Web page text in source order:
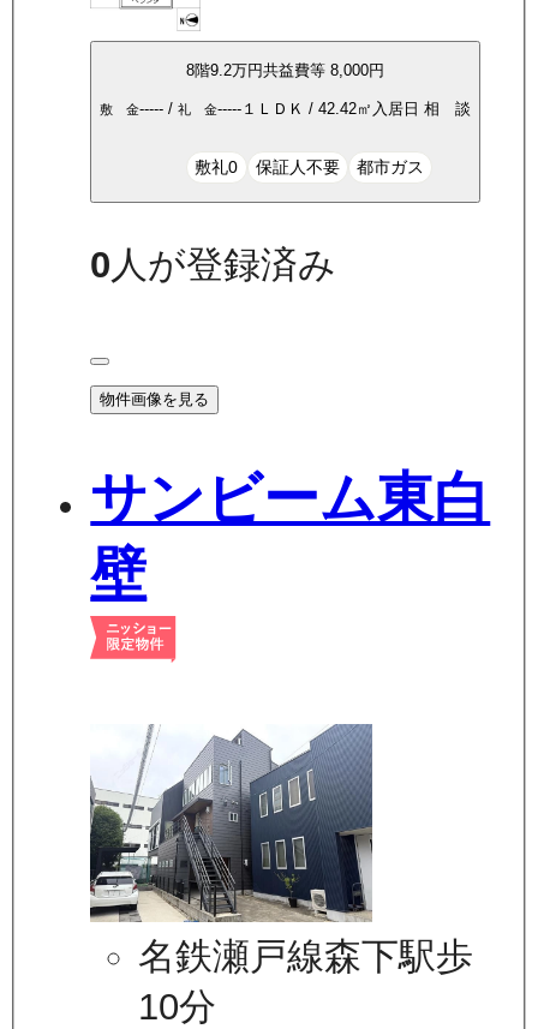
8階9.2万円共益費等8,000円
敷 金----- /礼 金----- １ＬＤＫ /42.42㎡ 入居日相 談
敷礼0 保証人不要 都市ガス
0人が登録済み
物件画像を見る
サンビーム東白
壁
名鉄瀬戸線森下駅歩
10分